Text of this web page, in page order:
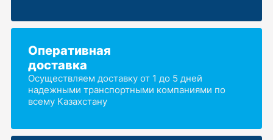
Оперативная
доставка
Осуществляем доставку от 1 до 5 дней
надежными транспортными компаниями по
всему Казахстану